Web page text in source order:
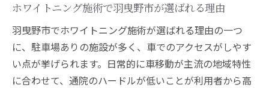
ホワイトニング施術で羽曳野市が選ばれる理由
羽曳野市でホワイトニング施術が選ばれる理由の一つ
に、駐車場ありの施設が多く、車でのアクセスがしやす
い点が挙げられます。日常的に車移動が主流の地域特性
に合わせて、通院のハードルが低いことが利用者から高